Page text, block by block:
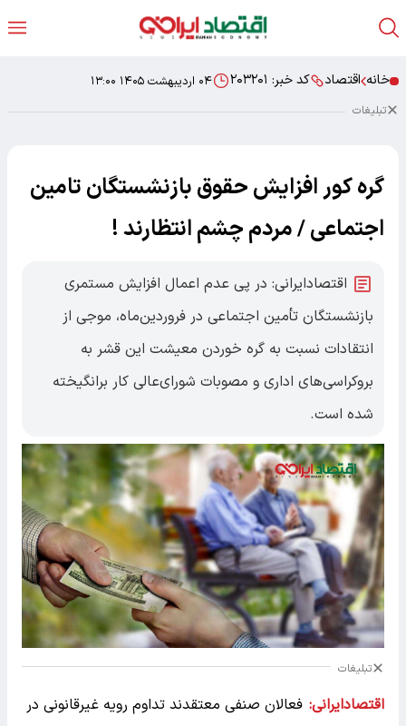
خانه اقتصاد کد خبر: ۲۰۳۲۰۱ ۰۴ اردیبهشت ۱۴۰۵ ۱۳:۰۰
تبلیغات
گره کور افزایش حقوق بازنشستگان تامین
اجتماعی / مردم چشم انتظارند !
اقتصادایرانی: در پی عدم اعمال افزایش مستمری
بازنشستگان تأمین اجتماعی در فروردین‌ماه، موجی از
انتقادات نسبت به گره خوردن معیشت این قشر به
بروکراسی‌های اداری و مصوبات شورای‌عالی کار برانگیخته
شده است.
تبلیغات
اقتصادایرانی: فعالان صنفی معتقدند تداوم رویه غیرقانونی در